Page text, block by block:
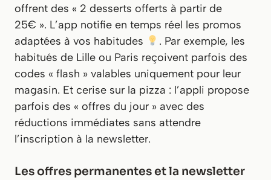
offrent des « 2 desserts offerts à partir de
25€ ». L’app notifie en temps réel les promos
adaptées à vos habitudes
. Par exemple, les
habitués de Lille ou Paris reçoivent parfois des
codes « flash » valables uniquement pour leur
magasin. Et cerise sur la pizza : l’appli propose
parfois des « offres du jour » avec des
réductions immédiates sans attendre
l’inscription à la newsletter.
Les offres permanentes et la newsletter